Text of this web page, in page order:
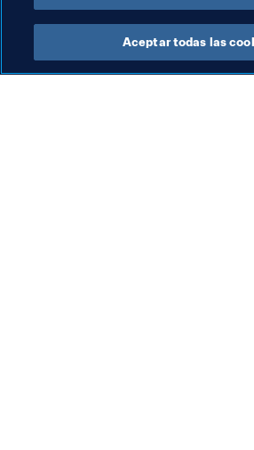
Aceptar todas las